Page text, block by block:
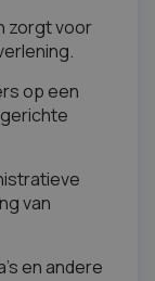
zorgt voor
op een
van
en andere